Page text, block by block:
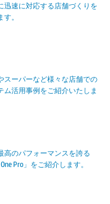
迅速に対応する店舗づくりを
。
スーパーなど様々な店舗での
ム活用事例をご紹介いたしま
高のパフォーマンスを誇る
One Pro」をご紹介します。